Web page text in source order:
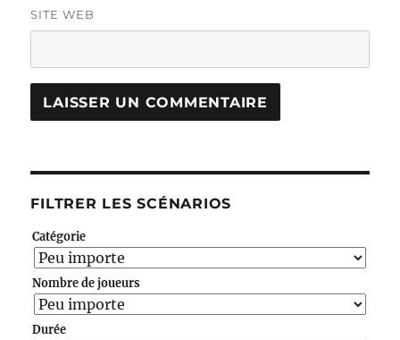
SITE WEB
FILTRER LES SCÉNARIOS
Catégorie
Nombre de joueurs
Durée